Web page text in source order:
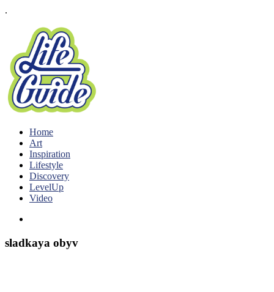
.
Home
Art
Inspiration
Lifestyle
Discovery
LevelUp
Video
sladkaya obyv